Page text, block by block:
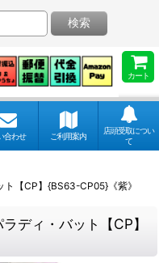
カート
検索
合わせ ご利用案内
店頭受取につい
て
【CP】{BS63-CP05}《紫》
ディ・バット【CP】